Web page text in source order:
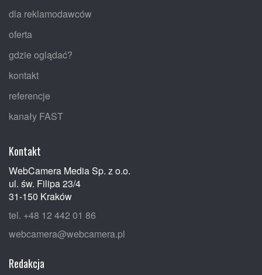
dla reklamodawców
oferta
gdzie oglądać?
kontakt
referencje
kanały FAST
Kontakt
WebCamera Media Sp. z o.o.
ul. św. Filipa 23/4
31-150 Kraków
tel. +48 12 442 01 86
webcamera@webcamera.pl
Redakcja